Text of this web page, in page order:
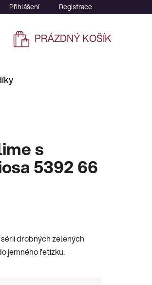
Přihlášení Registrace
NÁKUPNÍ
PRÁZDNÝ KOŠÍK
s
5392 66
drobných zelených
jemného řetízku.